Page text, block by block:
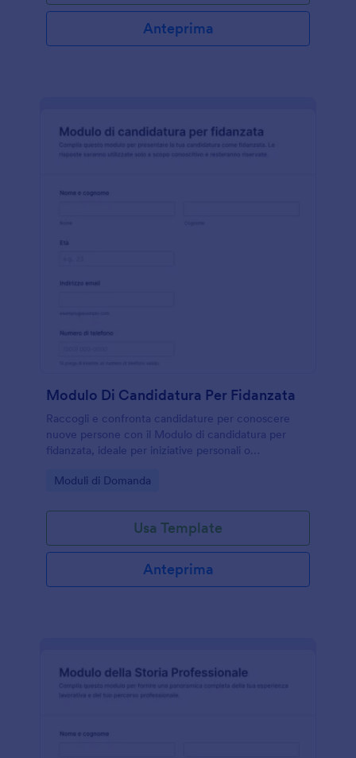
Anteprima
Modulo Di Candidatura Per Fidanzata
Raccogli e confronta candidature per conoscere
nuove persone con il Modulo di candidatura per
fidanzata, ideale per iniziative personali o
dati e ogni invio del modulo con Jotform.
Go to Category:
Moduli di Domanda
Usa Template
Anteprima